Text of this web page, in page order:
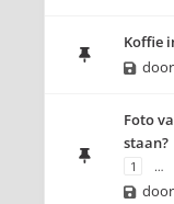
Koffie
door
Foto
staan?
1 …
door